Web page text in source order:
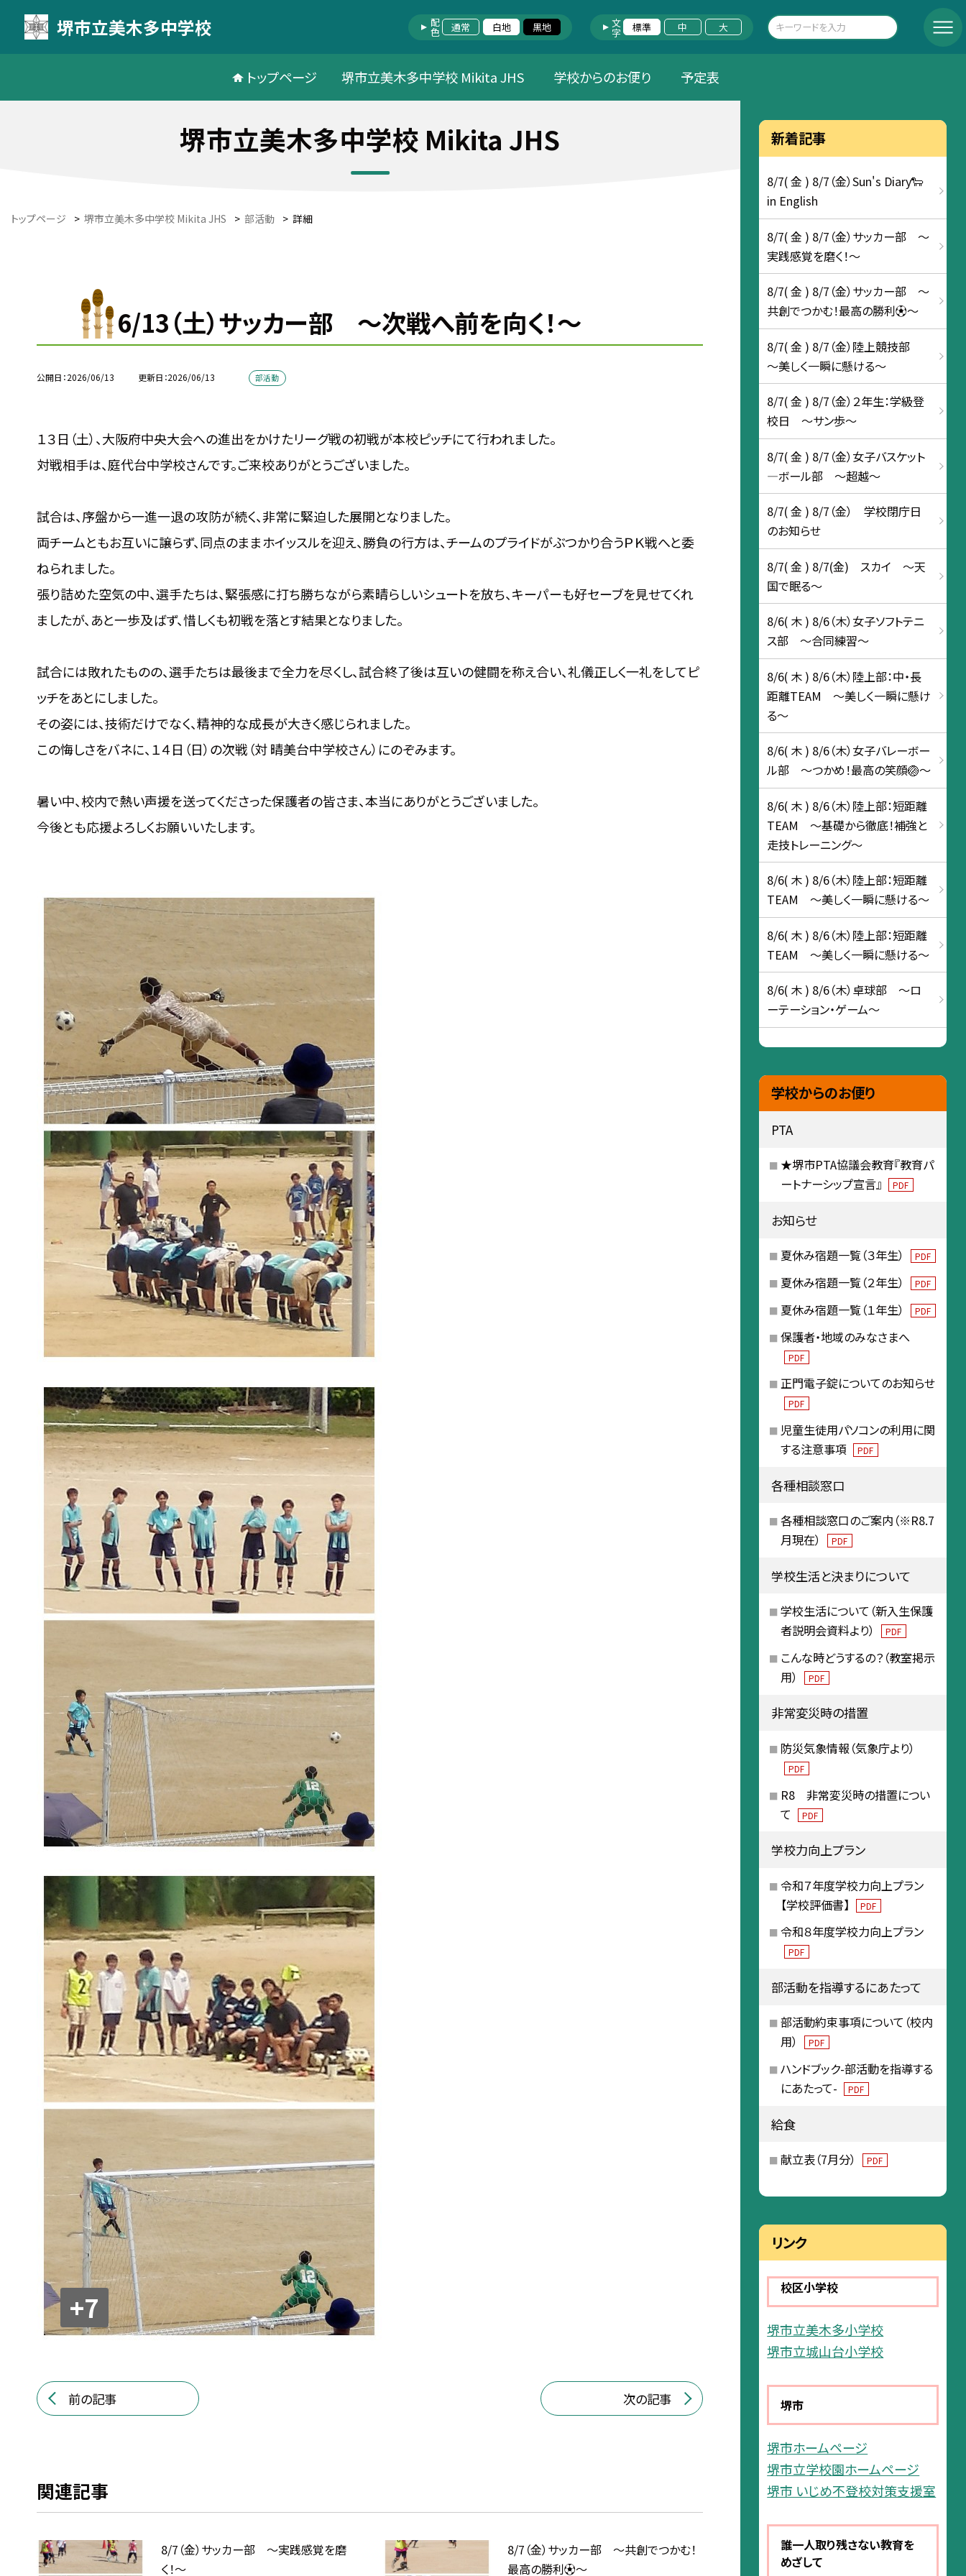
堺市立美木多中学校 配色 通常 白地 黒地 文字 標準 中 大
トップページ 堺市立美木多中学校 Mikita JHS 学校からのお便り 予定表
堺市立美木多中学校 Mikita JHS
トップページ > 堺市立美木多中学校 Mikita JHS > 部活動 > 詳細
6/13（土）サッカー部 ～次戦へ前を向く！～
公開日 2026/06/13 更新日 2026/06/13 部活動
１３日（土）、大阪府中央大会への進出をかけたリーグ戦の初戦が本校ピッチにて行われました。
対戦相手は、庭代台中学校さんです。ご来校ありがとうございました。
試合は、序盤から一進一退の攻防が続く、非常に緊迫した展開となりました。
両チームともお互いに譲らず、同点のままホイッスルを迎え、勝負の行方は、チームのプライドがぶつかり合うＰＫ戦へと委
ねられました。
張り詰めた空気の中、選手たちは、緊張感に打ち勝ちながら素晴らしいシュートを放ち、キーパーも好セーブを見せてくれ
ましたが、あと一歩及ばず、惜しくも初戦を落とす結果となりました。
試合には敗れたものの、選手たちは最後まで全力を尽くし、試合終了後は互いの健闘を称え合い、礼儀正しく一礼をしてピ
ッチをあとにしました。
その姿には、技術だけでなく、精神的な成長が大きく感じられました。
この悔しさをバネに、１４日（日）の次戦（対 晴美台中学校さん）にのぞみます。
暑い中、校内で熱い声援を送ってくださった保護者の皆さま、本当にありがとうございました。
今後とも応援よろしくお願いいたします。
+7
前の記事 次の記事
関連記事
8/7（金）サッカー部 ～実践感覚を磨
く！～
8/7（金）サッカー部 ～共創でつかむ！
最高の勝利⚽～
新着記事
8/7( 金 ) 8/7（金）Sun's Diary🐑
in English
8/7( 金 ) 8/7（金）サッカー部 ～
実践感覚を磨く！～
8/7( 金 ) 8/7（金）サッカー部 ～
共創でつかむ！最高の勝利⚽～
8/7( 金 ) 8/7（金）陸上競技部
～美しく一瞬に懸ける～
8/7( 金 ) 8/7（金）２年生：学級登
校日 ～サン歩～
8/7( 金 ) 8/7（金）女子バスケット
―ボール部 〜超越〜
8/7( 金 ) 8/7（金） 学校閉庁日
のお知らせ
8/7( 金 ) 8/7(金) スカイ ～天
国で眠る～
8/6( 木 ) 8/6（木）女子ソフトテニ
ス部 〜合同練習～
8/6( 木 ) 8/6（木）陸上部：中・長
距離TEAM ～美しく一瞬に懸け
る～
8/6( 木 ) 8/6（木）女子バレーボー
ル部 ～つかめ！最高の笑顔🏐～
8/6( 木 ) 8/6（木）陸上部：短距離
TEAM ～基礎から徹底！補強と
走技トレーニング～
8/6( 木 ) 8/6（木）陸上部：短距離
TEAM ～美しく一瞬に懸ける～
8/6( 木 ) 8/6（木）陸上部：短距離
TEAM ～美しく一瞬に懸ける～
8/6( 木 ) 8/6（木）卓球部 ～ロ
ーテーション・ゲーム～
学校からのお便り
PTA
★堺市PTA協議会教育『教育パ
ートナーシップ宣言』
PDF
お知らせ
夏休み宿題一覧（３年生） PDF
夏休み宿題一覧（２年生） PDF
夏休み宿題一覧（１年生） PDF
保護者・地域のみなさまへ
PDF
正門電子錠についてのお知らせ
PDF
児童生徒用パソコンの利用に関
する注意事項
PDF
各種相談窓口
各種相談窓口のご案内（※R8.7
月現在）
PDF
学校生活と決まりについて
学校生活について（新入生保護
者説明会資料より）
PDF
こんな時どうするの？（教室掲示
用）
PDF
非常変災時の措置
防災気象情報（気象庁より）
PDF
R8 非常変災時の措置につい
て
PDF
学校力向上プラン
令和７年度学校力向上プラン
【学校評価書】
PDF
令和８年度学校力向上プラン
PDF
部活動を指導するにあたって
部活動約束事項について（校内
用）
PDF
ハンドブック-部活動を指導する
にあたって-
PDF
給食
献立表（7月分） PDF
リンク
校区小学校
堺市立美木多小学校
堺市立城山台小学校
堺市
堺市ホームページ
堺市立学校園ホームページ
堺市 いじめ不登校対策支援室
誰一人取り残さない教育を
めざして